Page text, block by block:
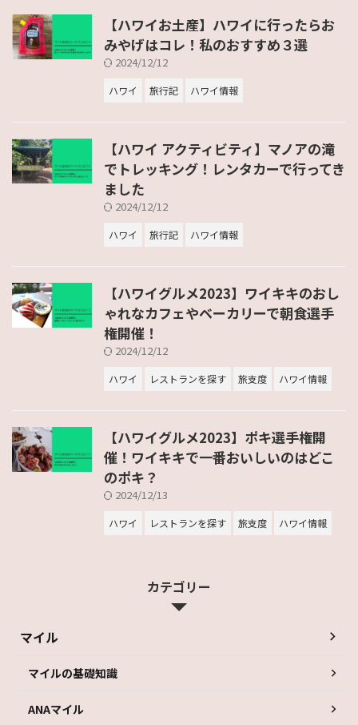
【ハワイお土産】ハワイに行ったらお
みやげはコレ！私のおすすめ３選
2024/12/12
ハワイ 旅行記 ハワイ情報
【ハワイ アクティビティ】マノアの滝
でトレッキング！レンタカーで行ってき
ました
2024/12/12
ハワイ 旅行記 ハワイ情報
【ハワイグルメ2023】ワイキキのおし
ゃれなカフェやベーカリーで朝食選手
権開催！
2024/12/12
ハワイ レストランを探す 旅支度 ハワイ情報
【ハワイグルメ2023】ポキ選手権開
催！ワイキキで一番おいしいのはどこ
のポキ？
2024/12/13
ハワイ レストランを探す 旅支度 ハワイ情報
カテゴリー
マイル
マイルの基礎知識
ANAマイル